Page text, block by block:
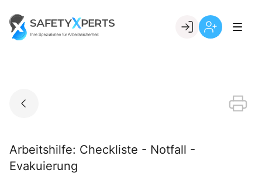
content
Go to landing page.
Arbeitshilfe: Checkliste - Notfall -
Evakuierung